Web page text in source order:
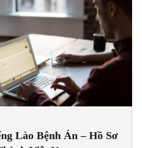
Lào Bệnh Án – Hồ Sơ